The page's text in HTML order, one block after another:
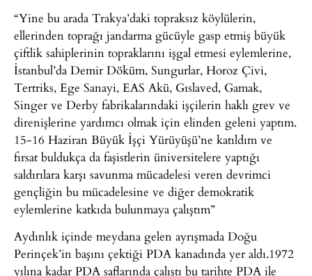
“Yine bu arada Trakya’daki topraksız köylülerin,
ellerinden toprağı jandarma gücüyle gasp etmiş büyük
çiftlik sahiplerinin topraklarını işgal etmesi eylemlerine,
İstanbul’da Demir Döküm, Sungurlar, Horoz Çivi,
Tertriks, Ege Sanayi, EAS Akü, Gıslaved, Gamak,
Singer ve Derby fabrikalarındaki işçilerin haklı grev ve
direnişlerine yardımcı olmak için elinden geleni yaptım.
15-16 Haziran Büyük İşçi Yürüyüşü’ne katıldım ve
fırsat buldukça da faşistlerin üniversitelere yaptığı
saldırılara karşı savunma mücadelesi veren devrimci
gençliğin bu mücadelesine ve diğer demokratik
eylemlerine katkıda bulunmaya çalıştım”
Aydınlık içinde meydana gelen ayrışmada Doğu
Perinçek’in başını çektiği PDA kanadında yer aldı.1972
yılına kadar PDA saflarında çalıştı bu tarihte PDA ile